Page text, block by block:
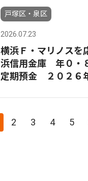
戸塚区・泉区
2026.07.23
横浜Ｆ・マリノス
浜信用金庫 年０・
定期預金 ２０２６
2 3 4 5